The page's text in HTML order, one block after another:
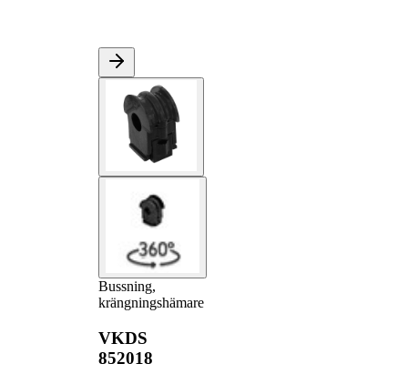
Bussning,
krängningshämare
VKDS
852018